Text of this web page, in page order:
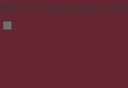
Réduit les distractions,